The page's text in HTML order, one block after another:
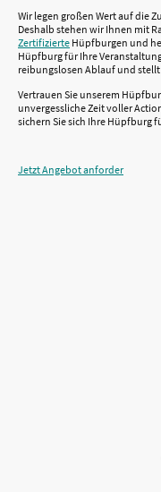
Wir legen großen Wert auf die
Deshalb stehen wir Ihnen mit
Zertifizierte Hüpfburgen und
Hüpfburg für Ihre
reibungslosen Ablauf und
Vertrauen Sie unserem
unvergessliche Zeit voller
sichern Sie sich Ihre Hüpfburg
Jetzt Angebot anforder